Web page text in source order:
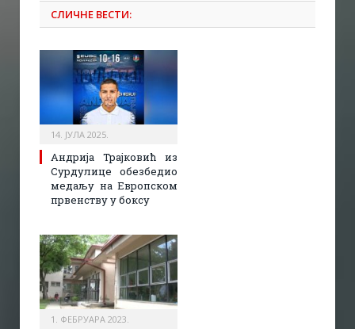
СЛИЧНЕ ВЕСТИ:
14. ЈУЛА 2025.
Андрија Трајковић из
Сурдулице обезбедио
медаљу на Европском
првенству у боксу
1. ФЕБРУАРА 2023.